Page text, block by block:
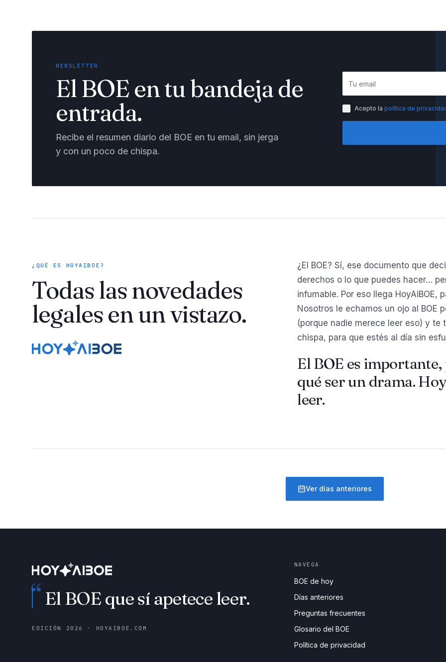
NEWSLETTER
El BOE en tu bandeja de
entrada.
Recibe el resumen diario del BOE en tu email, sin jerga
y con un poco de chispa.
Acepto la política de
¿QUÉ ES HOYAIBOE?
Todas las novedades
legales en un vistazo.
¿El BOE? Sí, ese documento que
derechos o lo que puedes hacer…
infumable. Por eso llega HoyAiBOE,
Nosotros le echamos un ojo al BOE
(porque nadie merece leer eso) y
chispa, para que estés al día sin
El BOE es
qué ser un drama.
leer.
Ver días anteriores
“ El BOE que sí apetece leer.
EDICIÓN 2026 · HOYAIBOE.COM
NAVEGA
BOE de hoy
Días anteriores
Preguntas frecuentes
Glosario del BOE
Política de privacidad